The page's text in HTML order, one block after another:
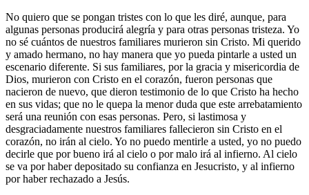
No quiero que se pongan tristes con lo que les diré, aunque, para
algunas personas producirá alegría y para otras personas tristeza. Yo
no sé cuántos de nuestros familiares murieron sin Cristo. Mi querido
y amado hermano, no hay manera que yo pueda pintarle a usted un
escenario diferente. Si sus familiares, por la gracia y misericordia de
Dios, murieron con Cristo en el corazón, fueron personas que
nacieron de nuevo, que dieron testimonio de lo que Cristo ha hecho
en sus vidas; que no le quepa la menor duda que este arrebatamiento
será una reunión con esas personas. Pero, si lastimosa y
desgraciadamente nuestros familiares fallecieron sin Cristo en el
corazón, no irán al cielo. Yo no puedo mentirle a usted, yo no puedo
decirle que por bueno irá al cielo o por malo irá al infierno. Al cielo
se va por haber depositado su confianza en Jesucristo, y al infierno
por haber rechazado a Jesús.